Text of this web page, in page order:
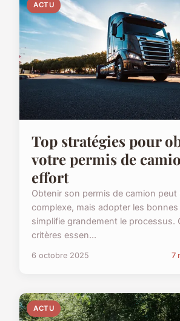
ACTU
Top stratégies pour
votre permis de
effort
Obtenir son permis de camion peut
complexe, mais adopter les
simplifie grandement le processus.
critères essen...
6 octobre 2025 7
ACTU